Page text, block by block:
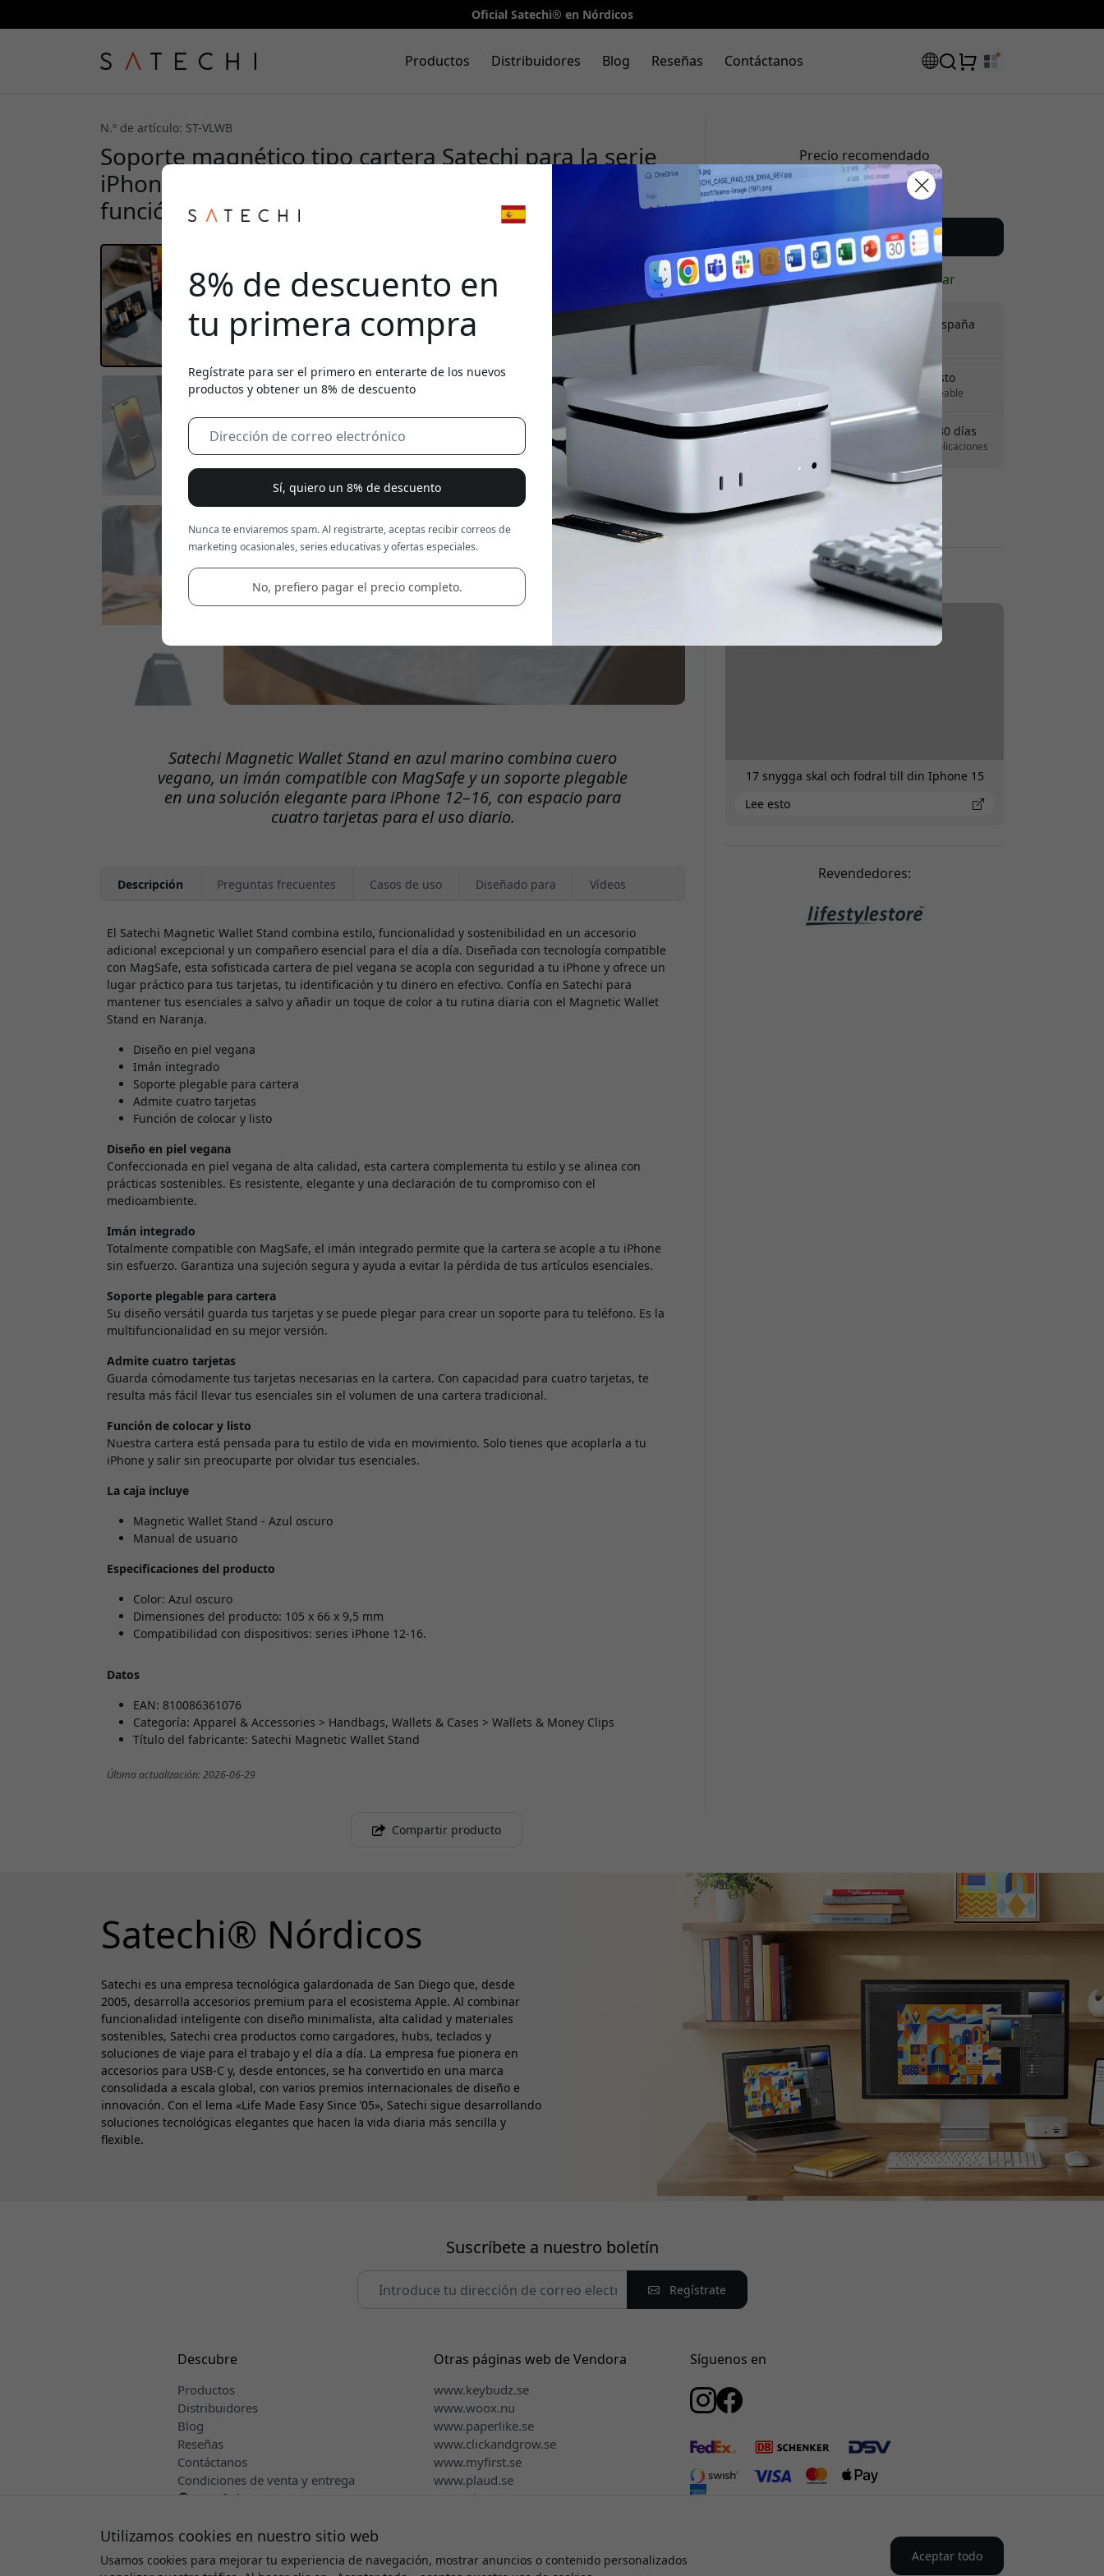
Oficial Satechi® en Nórdicos
Productos Distribuidores Blog Reseñas Contáctanos
N.º de artículo: ST-VLWB
Soporte magnético tipo cartera Satechi para la serie
iPhone 12–16, con espacio para cuatro tarjetas y
función de soporte - Azul oscuro
Satechi Magnetic Wallet Stand en azul marino combina cuero
vegano, un imán compatible con MagSafe y un soporte plegable
en una solución elegante para iPhone 12–16, con espacio para
cuatro tarjetas para el uso diario.
Descripción Preguntas frecuentes Casos de uso Diseñado para Vídeos
El Satechi Magnetic Wallet Stand combina estilo, funcionalidad y sostenibilidad en un accesorio
adicional excepcional y un compañero esencial para el día a día. Diseñada con tecnología compatible
con MagSafe, esta sofisticada cartera de piel vegana se acopla con seguridad a tu iPhone y ofrece un
lugar práctico para tus tarjetas, tu identificación y tu dinero en efectivo. Confía en Satechi para
mantener tus esenciales a salvo y añadir un toque de color a tu rutina diaria con el Magnetic Wallet
Stand en Naranja.
Diseño en piel vegana
Imán integrado
Soporte plegable para cartera
Admite cuatro tarjetas
Función de colocar y listo
Diseño en piel vegana
Confeccionada en piel vegana de alta calidad, esta cartera complementa tu estilo y se alinea con
prácticas sostenibles. Es resistente, elegante y una declaración de tu compromiso con el
medioambiente.
Imán integrado
Totalmente compatible con MagSafe, el imán integrado permite que la cartera se acople a tu iPhone
sin esfuerzo. Garantiza una sujeción segura y ayuda a evitar la pérdida de tus artículos esenciales.
Soporte plegable para cartera
Su diseño versátil guarda tus tarjetas y se puede plegar para crear un soporte para tu teléfono. Es la
multifuncionalidad en su mejor versión.
Admite cuatro tarjetas
Guarda cómodamente tus tarjetas necesarias en la cartera. Con capacidad para cuatro tarjetas, te
resulta más fácil llevar tus esenciales sin el volumen de una cartera tradicional.
Función de colocar y listo
Nuestra cartera está pensada para tu estilo de vida en movimiento. Solo tienes que acoplarla a tu
iPhone y salir sin preocuparte por olvidar tus esenciales.
La caja incluye
Magnetic Wallet Stand - Azul oscuro
Manual de usuario
Especificaciones del producto
Color: Azul oscuro
Dimensiones del producto: 105 x 66 x 9,5 mm
Compatibilidad con dispositivos: series iPhone 12-16.
Datos
EAN: 810086361076
Categoría: Apparel & Accessories > Handbags, Wallets & Cases > Wallets & Money Clips
Título del fabricante: Satechi Magnetic Wallet Stand
Última actualización: 2026-06-29
Precio recomendado
49.99 EUR
Compra ahora
En stock - listo para enviar
Envío de 9.99 EUR en España
Entrega 10-12 agosto
Entrega rápida y rastreable
Derecho de devolución de 30 días
Devoluciones sencillas - sin complicaciones
Pagos seguros con cifrado
Blog, guía y reseñas
17 snygga skal och fodral till din Iphone 15
Lee esto
Revendedores:
Compartir producto
Satechi® Nórdicos
Satechi es una empresa tecnológica galardonada de San Diego que, desde
2005, desarrolla accesorios premium para el ecosistema Apple. Al combinar
funcionalidad inteligente con diseño minimalista, alta calidad y materiales
sostenibles, Satechi crea productos como cargadores, hubs, teclados y
soluciones de viaje para el trabajo y el día a día. La empresa fue pionera en
accesorios para USB-C y, desde entonces, se ha convertido en una marca
consolidada a escala global, con varios premios internacionales de diseño e
innovación. Con el lema «Life Made Easy Since ’05», Satechi sigue desarrollando
soluciones tecnológicas elegantes que hacen la vida diaria más sencilla y
flexible.
Suscríbete a nuestro boletín
Regístrate
Descubre
Productos
Distribuidores
Blog
Reseñas
Contáctanos
Condiciones de venta y entrega
Español
Otras páginas web de Vendora
www.keybudz.se
www.woox.nu
www.paperlike.se
www.clickandgrow.se
www.myfirst.se
www.plaud.se
www.pipetto.se
Síguenos en
Utilizamos cookies en nuestro sitio web
Usamos cookies para mejorar tu experiencia de navegación, mostrar anuncios o contenido personalizados
Aceptar todo
8% de descuento en
tu primera compra
Regístrate para ser el primero en enterarte de los nuevos
productos y obtener un 8% de descuento
Sí, quiero un 8% de descuento
Nunca te enviaremos spam. Al registrarte, aceptas recibir correos de
marketing ocasionales, series educativas y ofertas especiales.
No, prefiero pagar el precio completo.
🎉 Tu código de
descuento:
Usa este código en la caja para obtener 8% de descuento.